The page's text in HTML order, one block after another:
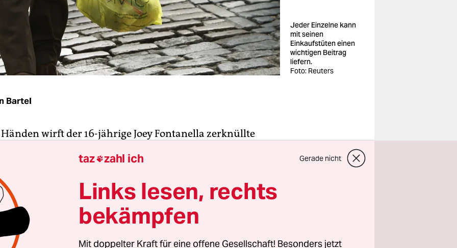
Jeder Einzelne kann
mit seinen
Einkaufstüten einen
wichtigen Beitrag
liefern.
Foto: Reuters
Bartel
wirft der 16-jährige Joey Fontanella zerknüllte
über den makellosen Sandstrand, andere wählen
den kürzesten Weg zum Spülsaum und huschen
Schildkröten den Wellen entgegen.
kecker Beutel steigt hoch in die Lüfte, umschlingt den
Albatros und bringt das Tier zum Taumeln,
taz zahl ich Gerade nicht
Links lesen, rechts
bekämpfen
Mit doppelter Kraft für eine offene Gesellschaft! Besonders jetzt